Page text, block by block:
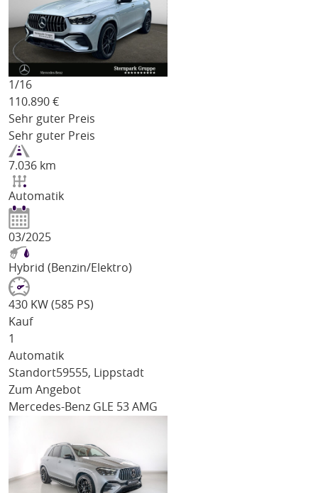
1/16
110.890 €
Sehr guter Preis
Sehr guter Preis
7.036 km
Automatik
03/2025
Hybrid (Benzin/Elektro)
430 KW (585 PS)
Kauf
1
Automatik
Standort59555, Lippstadt
Zum Angebot
Mercedes-Benz GLE 53 AMG